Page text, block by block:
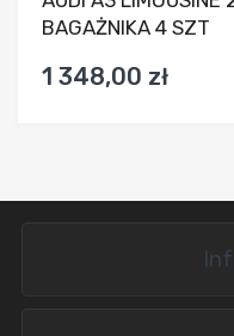
BAGAŻNIKA 4 SZT
1 348,00 zł